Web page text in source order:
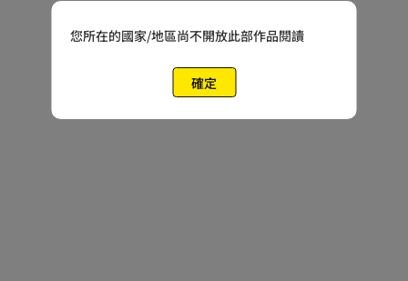
您所在的國家/地區尚不開放此部作品閱讀
確定